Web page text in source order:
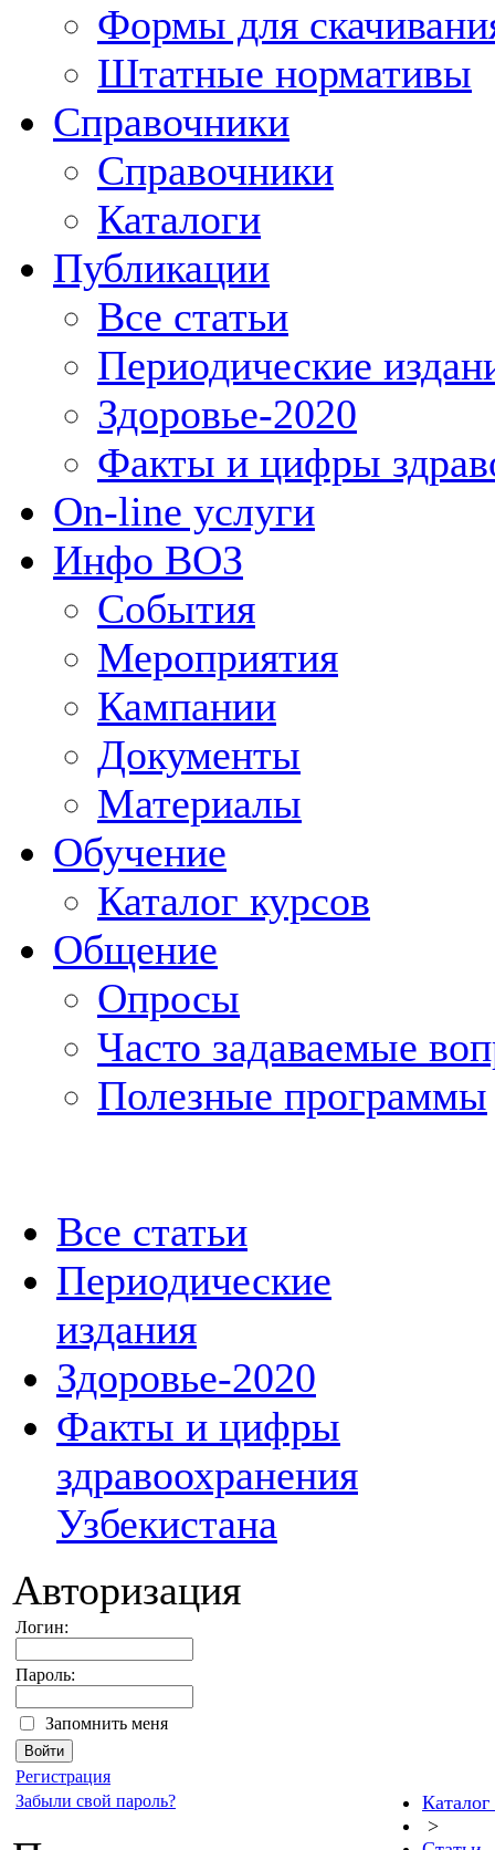
Формы для
Штатные нормативы
Справочники
Справочники
Каталоги
Публикации
Все статьи
Периодические
Здоровье-2020
Факты и цифры
On-line услуги
Инфо ВОЗ
События
Мероприятия
Кампании
Документы
Материалы
Обучение
Каталог курсов
Общение
Опросы
Часто задаваемые
Полезные программы
Все статьи
Периодические
издания
Здоровье-2020
Факты и цифры
здравоохранения
Узбекистана
Авторизация
Логин:
Пароль:
Запомнить меня
Регистрация
Забыли свой пароль?
>